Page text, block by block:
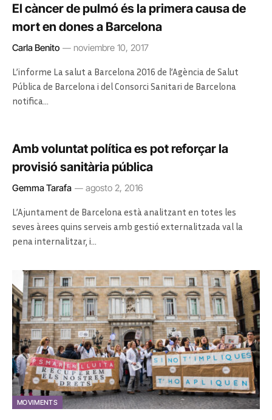
El càncer de pulmó és la primera causa de
mort en dones a Barcelona
Carla Benito noviembre 10, 2017
L’informe La salut a Barcelona 2016 de l’Agència de Salut
Pública de Barcelona i del Consorci Sanitari de Barcelona
notifica…
Amb voluntat política es pot reforçar la
provisió sanitària pública
Gemma Tarafa agosto 2, 2016
L’Ajuntament de Barcelona està analitzant en totes les
seves àrees quins serveis amb gestió externalitzada val la
pena internalitzar, i…
MOVIMENTS